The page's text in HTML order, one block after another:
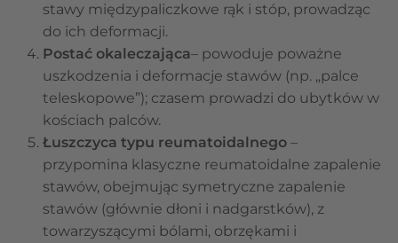
stawy międzypaliczkowe rąk i stóp, prowadząc
do ich deformacji.
Postać okaleczająca– powoduje poważne
uszkodzenia i deformacje stawów (np. „palce
teleskopowe”); czasem prowadzi do ubytków w
kościach palców.
Łuszczyca typu reumatoidalnego –
przypomina klasyczne reumatoidalne zapalenie
stawów, obejmując symetryczne zapalenie
stawów (głównie dłoni i nadgarstków), z
towarzyszącymi bólami, obrzękami i